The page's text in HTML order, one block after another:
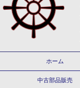
ホーム
中古部品販売